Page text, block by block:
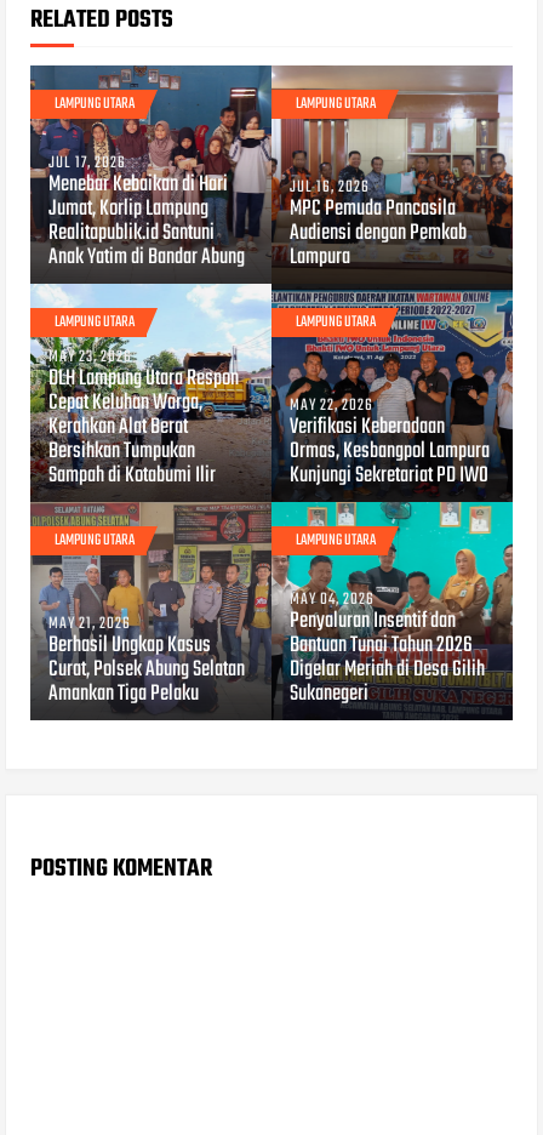
RELATED POSTS
LAMPUNG UTARA
JUL 17, 2026
Menebar Kebaikan di Hari
Jumat, Korlip Lampung
Realitapublik.id Santuni
Anak Yatim di Bandar Abung
LAMPUNG UTARA
JUL 16, 2026
MPC Pemuda Pancasila
Audiensi dengan Pemkab
Lampura
LAMPUNG UTARA
MAY 23, 2026
DLH Lampung Utara Respon
Cepat Keluhan Warga,
Kerahkan Alat Berat
Bersihkan Tumpukan
Sampah di Kotabumi Ilir
LAMPUNG UTARA
MAY 22, 2026
Verifikasi Keberadaan
Ormas, Kesbangpol Lampura
Kunjungi Sekretariat PD IWO
LAMPUNG UTARA
MAY 21, 2026
Berhasil Ungkap Kasus
Curat, Polsek Abung Selatan
Amankan Tiga Pelaku
LAMPUNG UTARA
MAY 04, 2026
Penyaluran Insentif dan
Bantuan Tunai Tahun 2026
Digelar Meriah di Desa Gilih
Sukanegeri
POSTING KOMENTAR